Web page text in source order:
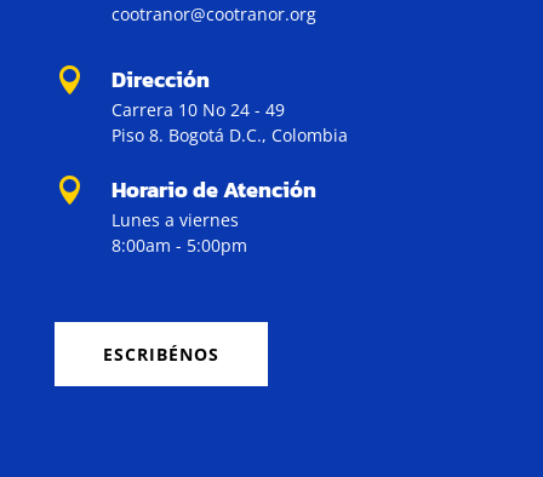
cootranor@cootranor.org
 Dirección
Carrera 10 No 24 - 49
Piso 8. Bogotá D.C., Colombia
 Horario de Atención
Lunes a viernes
8:00am - 5:00pm
ESCRIBÉNOS